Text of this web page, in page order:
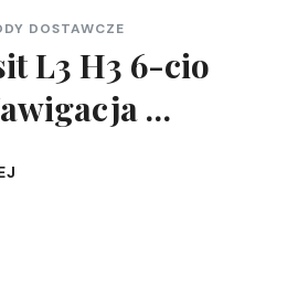
DOSTAWCZE
L3 H3 6-cio
…